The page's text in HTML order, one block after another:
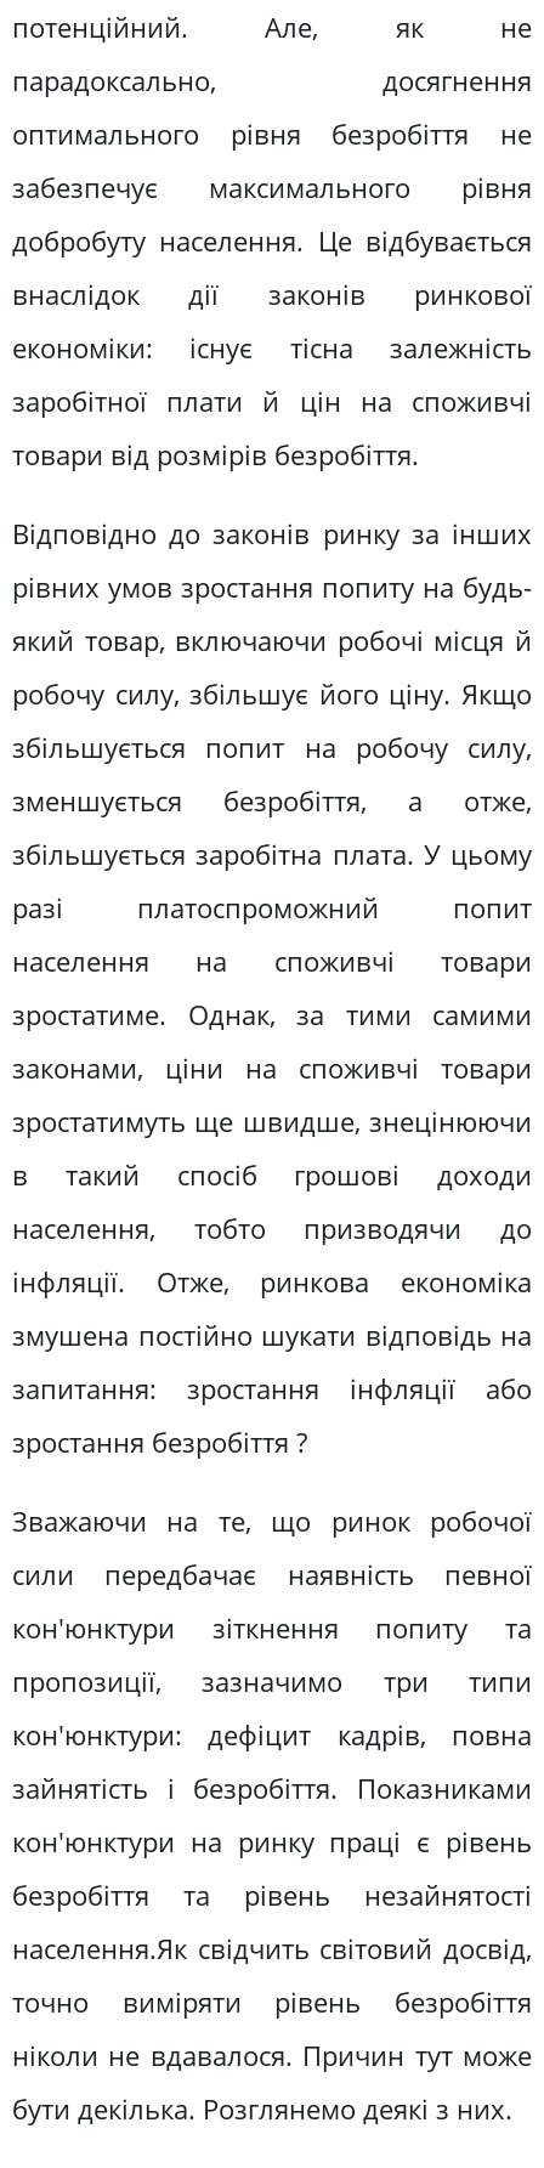
потенційний. Але, як не
парадоксально, досягнення
оптимального рівня безробіття не
забезпечує максимального рівня
добробуту населення. Це відбувається
внаслідок дії законів ринкової
економіки: існує тісна залежність
заробітної плати й цін на споживчі
товари від розмірів безробіття.
Відповідно до законів ринку за інших
рівних умов зростання попиту на будь-
який товар, включаючи робочі місця й
робочу силу, збільшує його ціну. Якщо
збільшується попит на робочу силу,
зменшується безробіття, а отже,
збільшується заробітна плата. У цьому
разі платоспроможний попит
населення на споживчі товари
зростатиме. Однак, за тими самими
законами, ціни на споживчі товари
зростатимуть ще швидше, знецінюючи
в такий спосіб грошові доходи
населення, тобто призводячи до
інфляції. Отже, ринкова економіка
змушена постійно шукати відповідь на
запитання: зростання інфляції або
зростання безробіття ?
Зважаючи на те, що ринок робочої
сили передбачає наявність певної
кон'юнктури зіткнення попиту та
пропозиції, зазначимо три типи
кон'юнктури: дефіцит кадрів, повна
зайнятість і безробіття. Показниками
кон'юнктури на ринку праці є рівень
безробіття та рівень незайнятості
населення.Як свідчить світовий досвід,
точно виміряти рівень безробіття
ніколи не вдавалося. Причин тут може
бути декілька. Розглянемо деякі з них.